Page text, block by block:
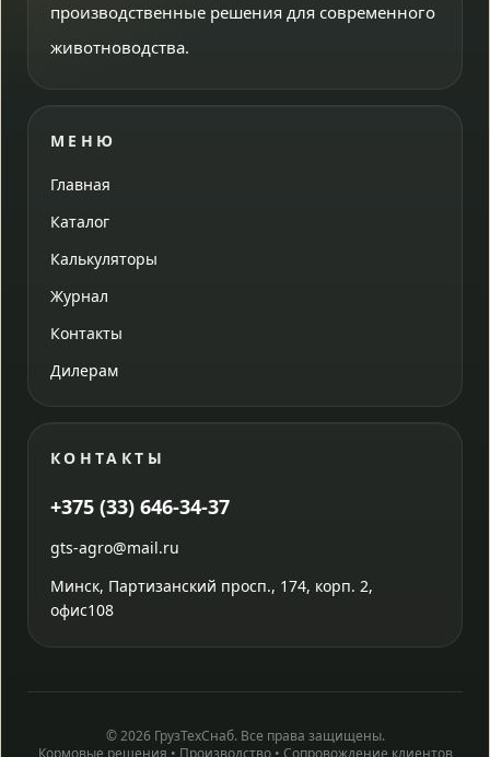
производственные решения для современного
животноводства.
МЕНЮ
Главная
Каталог
Калькуляторы
Журнал
Контакты
Дилерам
КОНТАКТЫ
+375 (33) 646-34-37
gts-agro@mail.ru
Минск, Партизанский просп., 174, корп. 2,
офис108
© 2026 ГрузТехСнаб. Все права защищены.
Кормовые решения • Производство • Сопровождение клиентов